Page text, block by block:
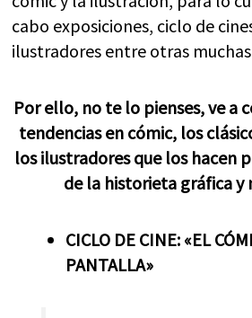
cabo exposiciones, ciclo de
ilustradores entre otras
Por ello, no te lo pienses, ve a
tendencias en cómic, los
los ilustradores que los hacen
de la historieta gráfica y
CICLO DE CINE: «EL
PANTALLA»